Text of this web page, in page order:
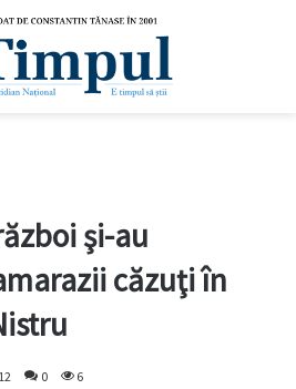
şi-au
căzuţi în
0 6